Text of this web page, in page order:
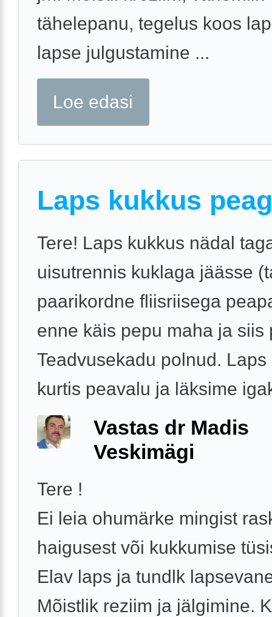
tähelepanu, tegelus koos
lapse julgustamine ...
Loe edasi
Laps kukkus
Tere! Laps kukkus nädal
uisutrennis kuklaga jäässe
paarikordne fliisriisega
enne käis pepu maha ja siis
Teadvusekadu polnud. Laps
kurtis peavalu ja läksime
Vastas dr Madis
Veskimägi
Tere !
Ei leia ohumärke mingist
haigusest või kukkumise
Elav laps ja tundlk
Mõistlik reziim ja jälgimine.